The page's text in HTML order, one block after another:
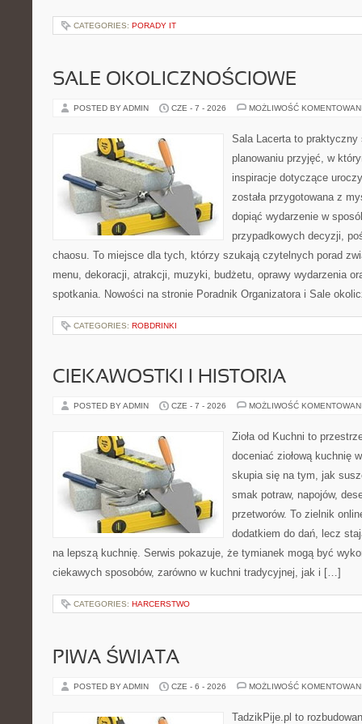
CATEGORIES: PORADY IT
SALE OKOLICZNOŚCIOWE
POSTED BY ADMIN CZE - 7 - 2026 MOŻLIWOŚĆ
Sala Lacerta to praktyczny
planowaniu przyjęć, w
inspiracje dotyczące
została przygotowana z
dopiąć wydarzenie w
przypadkowych decyzji,
chaosu. To miejsce dla tych, którzy szukają czytelnych porad
menu, dekoracji, atrakcji, muzyki, budżetu, oprawy wydarzenia
spotkania. Nowości na stronie Poradnik Organizatora i Sale
CATEGORIES: ROBDRINKI
CIEKAWOSTKI I HISTORIA
POSTED BY ADMIN CZE - 7 - 2026 MOŻLIWOŚĆ
Zioła od Kuchni to
doceniać ziołową kuchnię
skupia się na tym, jak
smak potraw, napojów,
przetworów. To zielnik
dodatkiem do dań, lecz
na lepszą kuchnię. Serwis pokazuje, że tymianek mogą być
ciekawych sposobów, zarówno w kuchni tradycyjnej, jak i […]
CATEGORIES: HARCERSTWO
PIWA ŚWIATA
POSTED BY ADMIN CZE - 6 - 2026 MOŻLIWOŚĆ
TadzikPije.pl to